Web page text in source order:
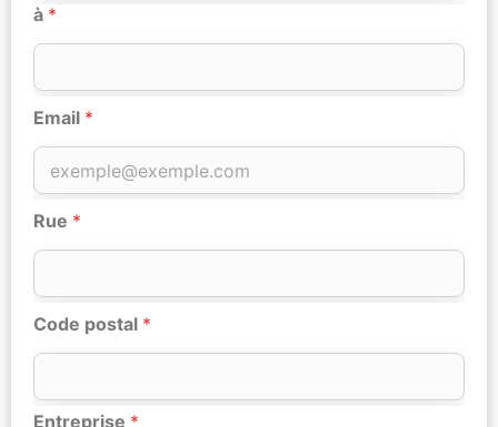
à *
Email *
Rue *
Code postal *
Entreprise *